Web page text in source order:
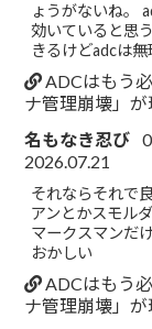
ょうがないね。
効いていると思
きるけどadcは無
ADCはもう
ナ管理崩壊」
名もなき忍び
2026.07.21
それならそれで
アンとかスモル
マークスマンだ
おかしい
ADCはもう
ナ管理崩壊」